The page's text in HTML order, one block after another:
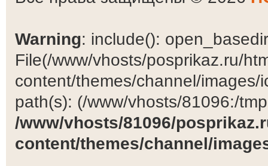
Warning: include():
File(/www/vhosts/posprikaz.ru/
content/themes/channel/
path(s): (/www/vhosts/81096:/
/www/vhosts/81096/
content/themes/channel/